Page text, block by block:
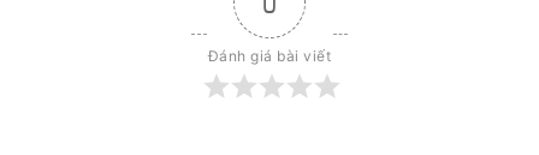
Đánh giá bài viết